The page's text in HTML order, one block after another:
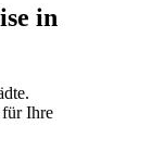
in
für Ihre